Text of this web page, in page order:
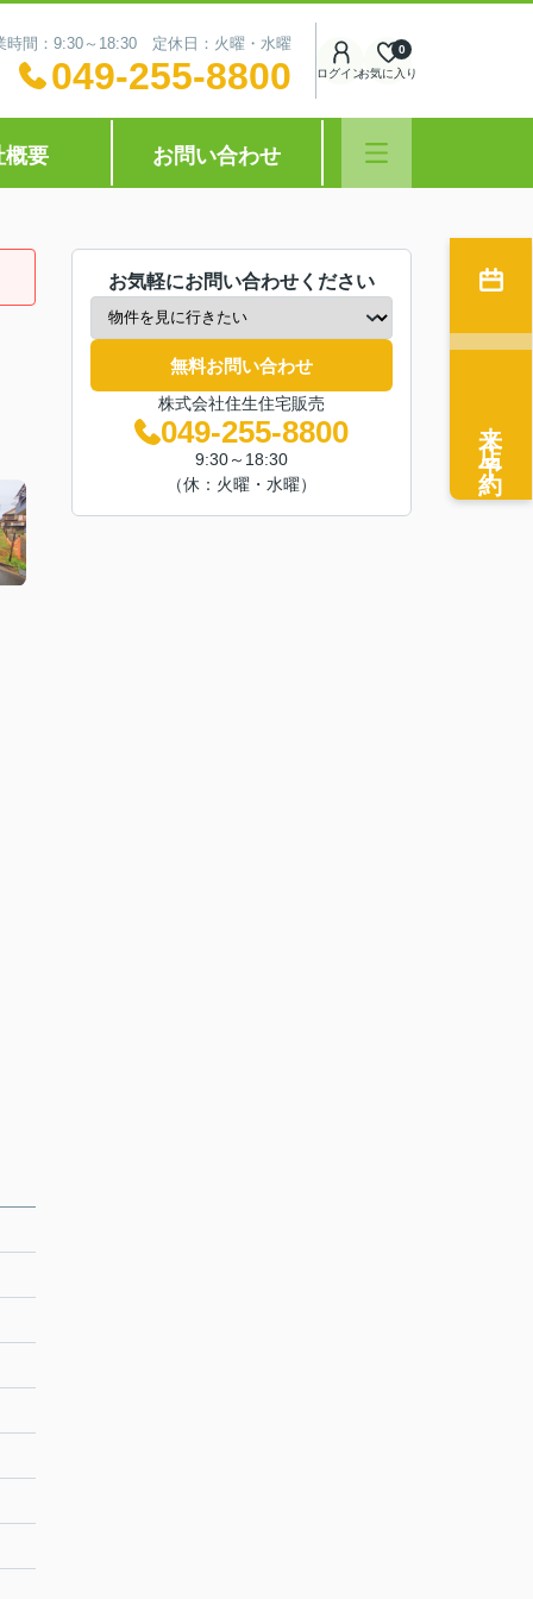
時間：9:30～18:30 定休日：火曜・水曜
049-255-8800 ログインお気に入り
0
概要 お問い合わせ
お気軽にお問い合わせください
無料お問い合わせ
株式会社住生住宅販売
049-255-8800
9:30～18:30
（休：火曜・水曜）
来店予約